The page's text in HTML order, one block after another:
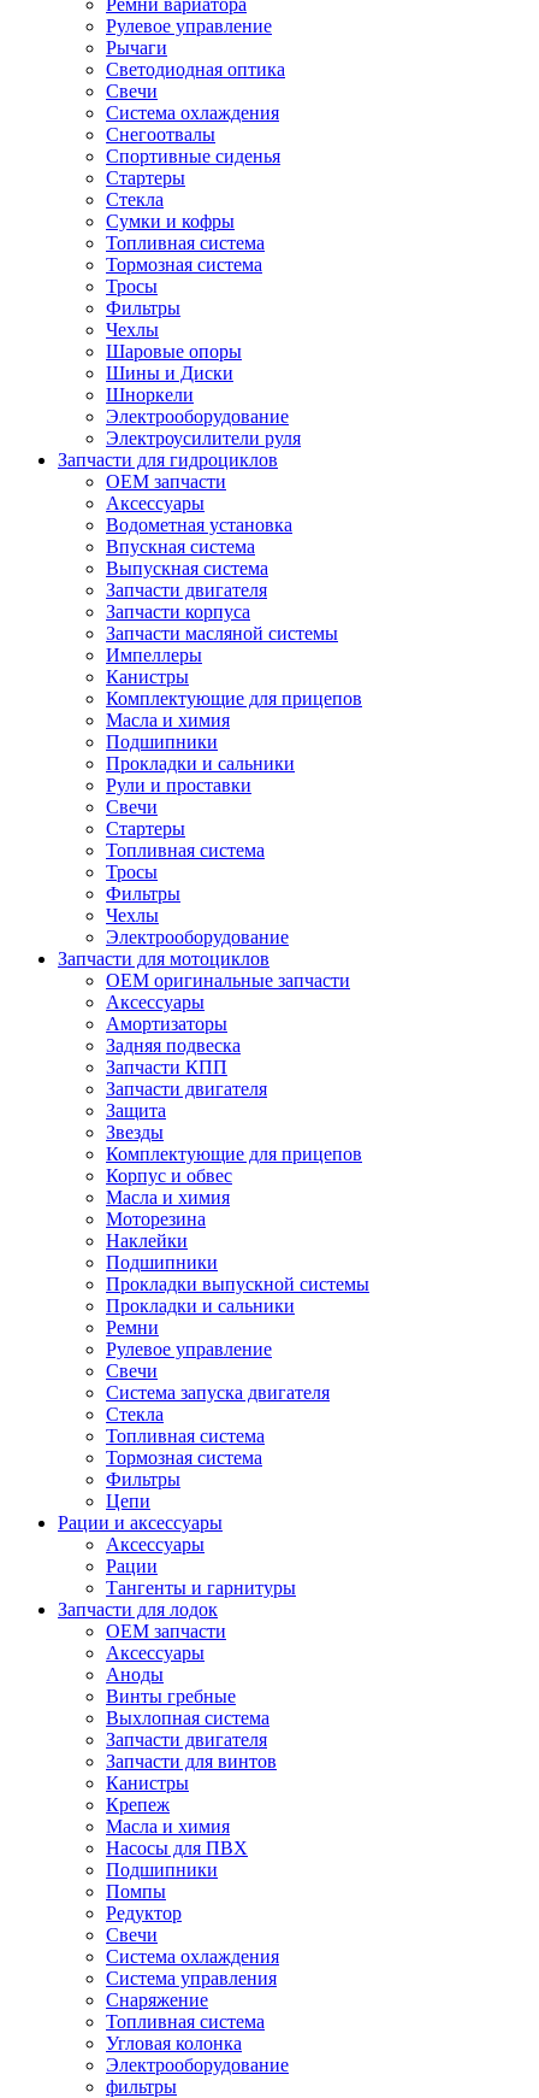
Рулевое управление
Рычаги
Светодиодная оптика
Свечи
Система охлаждения
Снегоотвалы
Спортивные сиденья
Стартеры
Стекла
Сумки и кофры
Топливная система
Тормозная система
Тросы
Фильтры
Чехлы
Шаровые опоры
Шины и Диски
Шноркели
Электрооборудование
Электроусилители руля
Запчасти для гидроциклов
OEM запчасти
Аксессуары
Водометная установка
Впускная система
Выпускная система
Запчасти двигателя
Запчасти корпуса
Запчасти масляной системы
Импеллеры
Канистры
Комплектующие для прицепов
Масла и химия
Подшипники
Прокладки и сальники
Рули и проставки
Свечи
Стартеры
Топливная система
Тросы
Фильтры
Чехлы
Электрооборудование
Запчасти для мотоциклов
OEM оригинальные запчасти
Аксессуары
Амортизаторы
Задняя подвеска
Запчасти КПП
Запчасти двигателя
Защита
Звезды
Комплектующие для прицепов
Корпус и обвес
Масла и химия
Моторезина
Наклейки
Подшипники
Прокладки выпускной системы
Прокладки и сальники
Ремни
Рулевое управление
Свечи
Система запуска двигателя
Стекла
Топливная система
Тормозная система
Фильтры
Цепи
Рации и аксессуары
Аксессуары
Рации
Тангенты и гарнитуры
Запчасти для лодок
OEM запчасти
Аксессуары
Аноды
Винты гребные
Выхлопная система
Запчасти двигателя
Запчасти для винтов
Канистры
Крепеж
Масла и химия
Насосы для ПВХ
Подшипники
Помпы
Редуктор
Свечи
Система охлаждения
Система управления
Снаряжение
Топливная система
Угловая колонка
Электрооборудование
фильтры